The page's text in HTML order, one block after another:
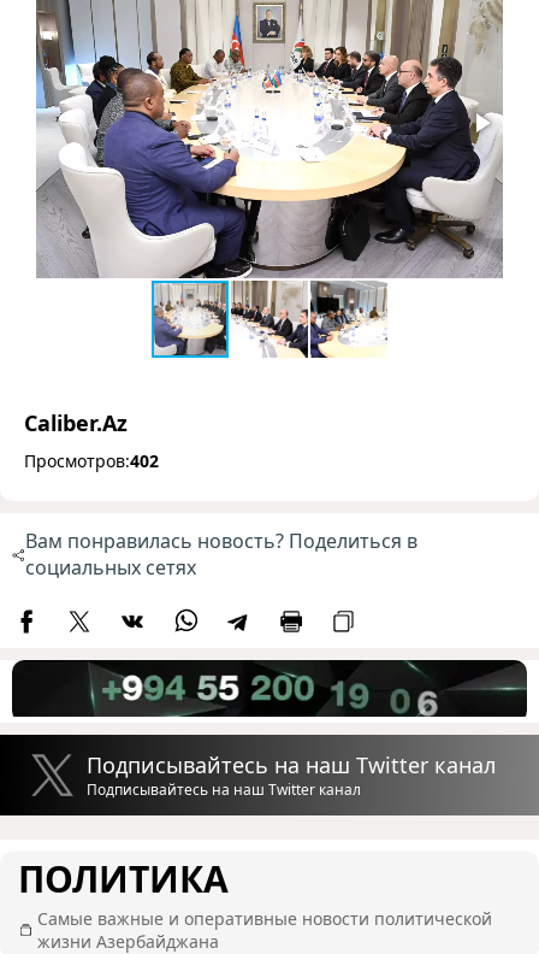
Caliber.Az
Просмотров:402
Вам понравилась новость? Поделиться в
социальных сетях
Подписывайтесь на наш Twitter канал
Подписывайтесь на наш Twitter канал
ПОЛИТИКА
Самые важные и оперативные новости политической
жизни Азербайджана